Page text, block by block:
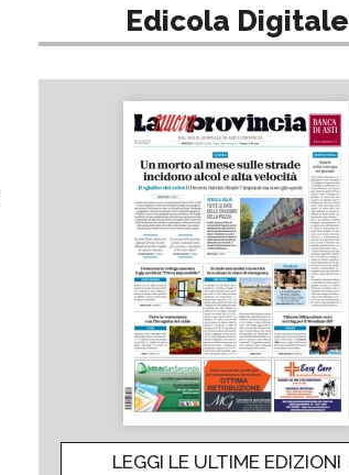
Edicola Digitale
LEGGI LE ULTIME EDIZIONI